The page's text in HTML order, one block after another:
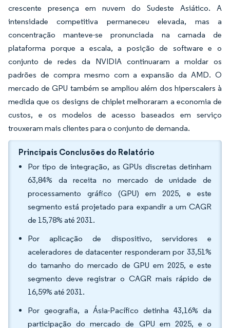
crescente presença em nuvem do Sudeste Asiático. A
intensidade competitiva permaneceu elevada, mas a
concentração manteve-se pronunciada na camada de
plataforma porque a escala, a posição de software e o
conjunto de redes da NVIDIA continuaram a moldar os
padrões de compra mesmo com a expansão da AMD. O
mercado de GPU também se ampliou além dos hiperscalers à
medida que os designs de chiplet melhoraram a economia de
custos, e os modelos de acesso baseados em serviço
trouxeram mais clientes para o conjunto de demanda.
Principais Conclusões do Relatório
Por tipo de integração, as GPUs discretas detinham
63,84% da receita no mercado de unidade de
processamento gráfico (GPU) em 2025, e este
segmento está projetado para expandir a um CAGR
de 15,78% até 2031.
Por aplicação de dispositivo, servidores e
aceleradores de datacenter responderam por 33,51%
do tamanho do mercado de GPU em 2025, e este
segmento deve registrar o CAGR mais rápido de
16,59% até 2031.
Por geografia, a Ásia-Pacífico detinha 43,16% da
participação do mercado de GPU em 2025, e o